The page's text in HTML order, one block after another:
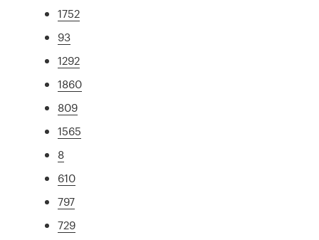
1752
93
1292
1860
809
1565
8
610
797
729